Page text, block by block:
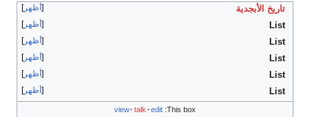
أظهر تاريخ الأبجدية
أظهر List
أظهر List
أظهر List
أظهر List
أظهر List
This box:
view talk edit